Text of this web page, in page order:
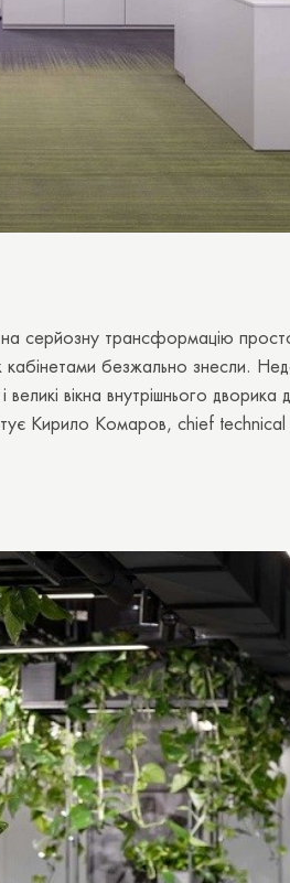
на серйозну трансформацію
безжально знесли.
вікна внутрішнього дворика
Кирило Комаров, chief technical